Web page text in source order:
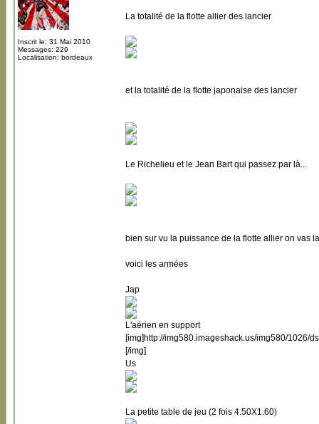
Inscrit le: 31 Mai 2010
Messages: 229
Localisation: bordeaux
La totalité de la flotte allier des lancier
et la totalité de la flotte japonaise des lancier
Le Richelieu et le Jean Bart qui passez par là...
bien sur vu la puissance de la flotte allier on vas
voici les armées
Jap
L'aérien en support
[img]http://img580.imageshack.us/img580/1026/
[/img]
Us
La petite table de jeu (2 fois 4.50X1.60)